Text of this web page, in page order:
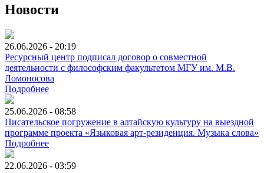
Новости
26.06.2026 - 20:19
Ресурсный центр подписал договор о совместной
деятельности с философским факультетом МГУ им. М.В.
Ломоносова
Подробнее
25.06.2026 - 08:58
Писательское погружение в алтайскую культуру на выездной
программе проекта «Языковая арт-резиденция. Музыка слова»
Подробнее
22.06.2026 - 03:59